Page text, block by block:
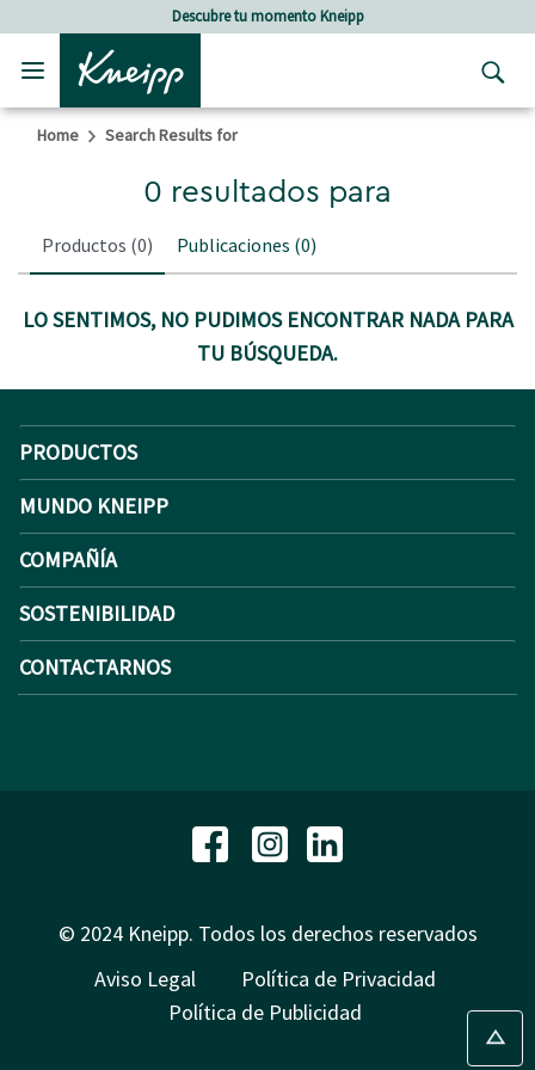
Skip to main content
Skip to footer contentDescubre tu momento Kneipp
Home Search Results for
0 resultados para
Productos (0) Publicaciones (0)
LO SENTIMOS, NO PUDIMOS ENCONTRAR NADA PARA
TU BÚSQUEDA.
PRODUCTOS
MUNDO KNEIPP
COMPAÑÍA
SOSTENIBILIDAD
CONTACTARNOS
© 2024 Kneipp. Todos los derechos reservados
Aviso Legal
Política de Privacidad
Política de Publicidad